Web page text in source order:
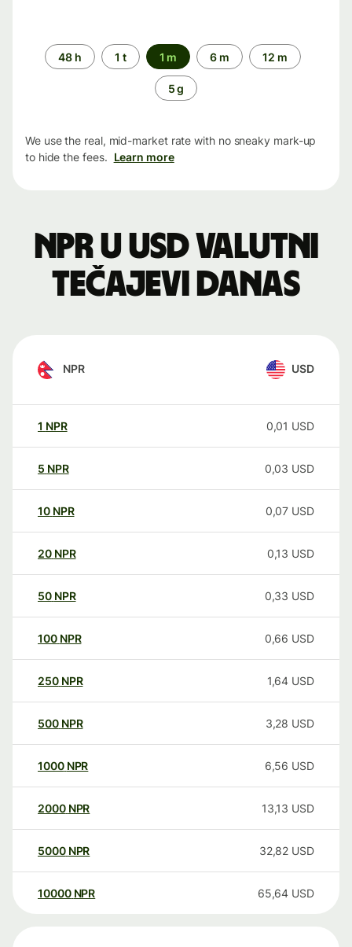
Time
period
48 h 1 t 1 m 6 m 12 m
5 g
We use the real, mid-market rate with no sneaky mark-up
to hide the fees. Learn more
NPR u USD valutni
tečajevi danas
NPR USD
1 NPR 0,01 USD
5 NPR 0,03 USD
10 NPR 0,07 USD
20 NPR 0,13 USD
50 NPR 0,33 USD
100 NPR 0,66 USD
250 NPR 1,64 USD
500 NPR 3,28 USD
1000 NPR 6,56 USD
2000 NPR 13,13 USD
5000 NPR 32,82 USD
10000 NPR 65,64 USD